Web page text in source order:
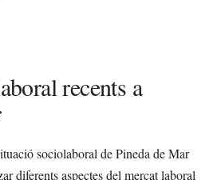
recents a
sociolaboral de Pineda de Mar
diferents aspectes del mercat laboral